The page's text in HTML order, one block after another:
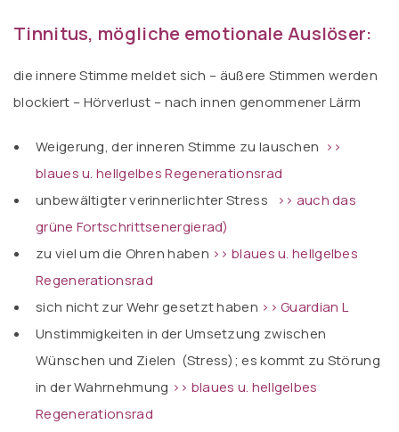
Tinnitus, mögliche emotionale Auslöser:
die innere Stimme meldet sich – äußere Stimmen werden
blockiert – Hörverlust – nach innen genommener Lärm
Weigerung, der inneren Stimme zu lauschen >>
blaues u. hellgelbes Regenerationsrad
unbewältigter verinnerlichter Stress
>> auch das
grüne Fortschrittsenergierad)
zu viel um die Ohren haben >> blaues u. hellgelbes
Regenerationsrad
sich nicht zur Wehr gesetzt haben >> Guardian L
Unstimmigkeiten in der Umsetzung zwischen
Wünschen und Zielen (Stress); es kommt zu Störung
in der Wahrnehmung >> blaues u. hellgelbes
Regenerationsrad